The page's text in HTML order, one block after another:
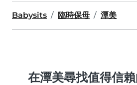
Babysits 臨時保母 潭美
在潭美尋找值得信